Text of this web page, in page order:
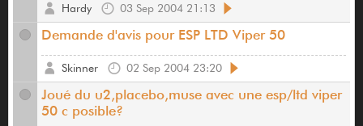
03 Sep 2004 21:13
Hardy
Demande d'avis pour ESP LTD Viper 50
02 Sep 2004 23:20
Skinner
Joué du u2,placebo,muse avec une esp/ltd viper
50 c posible?